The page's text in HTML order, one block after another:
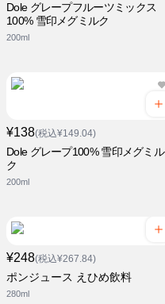
Dole グレープフルーツミックス
100% 雪印メグミルク
200ml
¥138(税込¥149.04)
Dole グレープ100% 雪印メグミル
ク
200ml
¥248(税込¥267.84)
ポンジュース えひめ飲料
280ml